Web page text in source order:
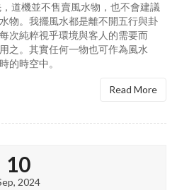
道機並不售賣風水物，也不會建議
物。我擺風水都是離不開五行與卦
次純粹視乎環境與客人的需要而
之。其實任何一物也可作為風水
的時空中。
Read More
10
2024